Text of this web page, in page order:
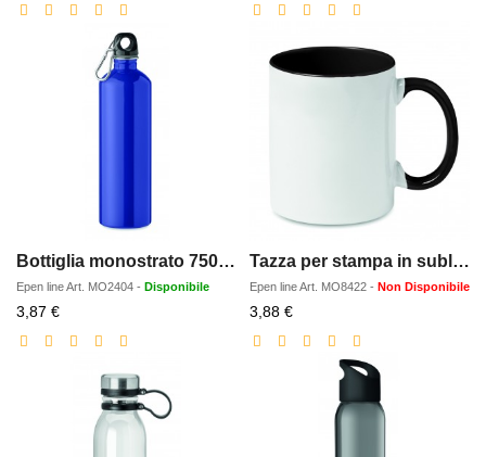
Bottiglia monostrato 750ml
Epen lineArt. MO2404 - Disponibile
3,87 €Prezzo
scontato
Tazza per stampa in sublimazio
Epen lineArt. MO8422 - Non Disponibile
3,88 €Prezzo
scontato